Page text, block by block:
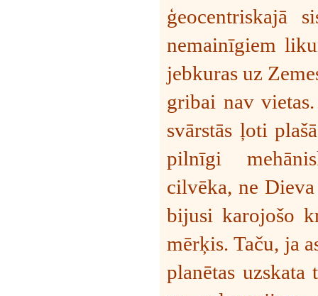
ģeocentriskajā
nemainīgiem
jebkuras uz
gribai nav
svārstās ļoti
pilnīgi
cilvēka, ne
bijusi karojošo
mērķis. Taču, ja
planētas